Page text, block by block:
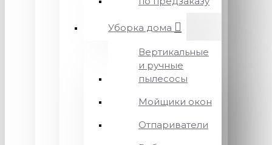
Уборка дома
Вертикальные
и ручные
пылесосы
Мойщики окон
Отпариватели